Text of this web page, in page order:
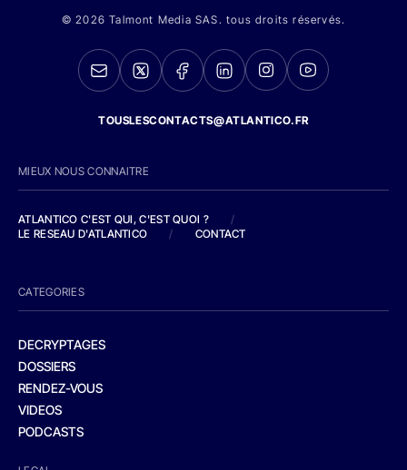
© 2026 Talmont Media SAS. tous droits réservés.
TOUSLESCONTACTS@ATLANTICO.FR
MIEUX NOUS CONNAITRE
ATLANTICO C'EST QUI, C'EST QUOI ?
/
LE RESEAU D'ATLANTICO
/ CONTACT
CATEGORIES
DECRYPTAGES
DOSSIERS
RENDEZ-VOUS
VIDEOS
PODCASTS